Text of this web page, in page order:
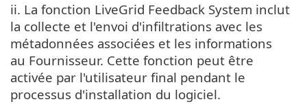
ii. La fonction LiveGrid Feedback System inclut
la collecte et l'envoi d'infiltrations avec les
métadonnées associées et les informations
au Fournisseur. Cette fonction peut être
activée par l'utilisateur final pendant le
processus d'installation du logiciel.